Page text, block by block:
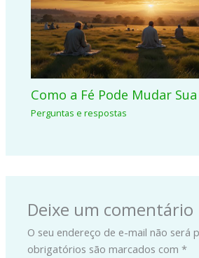
Como a Fé Pode Mudar
Perguntas e respostas
Deixe um comentário
O seu endereço de e-mail não será
obrigatórios são marcados com*